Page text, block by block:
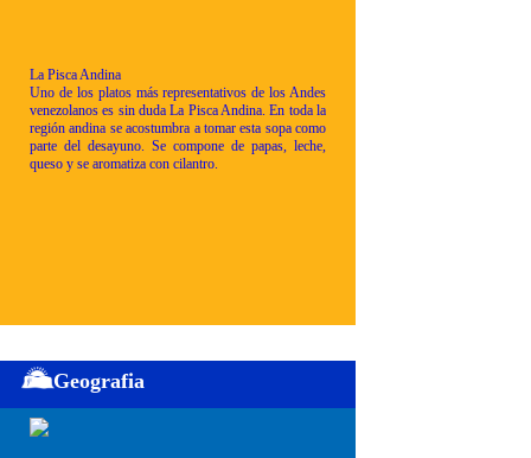
La Pisca Andina
Uno de los platos más representativos de los Andes
venezolanos es sin duda La Pisca Andina. En toda la
región andina se acostumbra a tomar esta sopa como
parte del desayuno. Se compone de papas, leche,
queso y se aromatiza con cilantro.
Geografia